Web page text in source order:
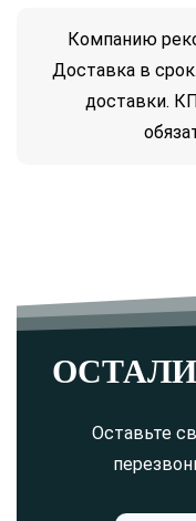
Компанию
Доставка в
доставки.
Оставьте